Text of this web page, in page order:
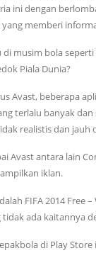
ini dengan
memberi
musim bola
Piala Dunia?
Avast, beberapa
terlalu banyak
realistis dan jauh
Avast antara lain
iklan.
FIFA 2014 Free
ada kaitannya
di Play